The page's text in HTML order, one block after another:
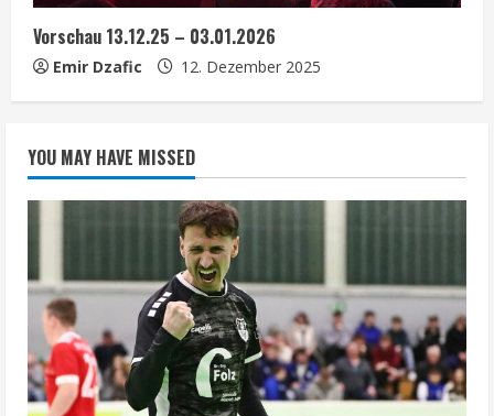
Vorschau 13.12.25 – 03.01.2026
Emir Dzafic 12. Dezember 2025
YOU MAY HAVE MISSED